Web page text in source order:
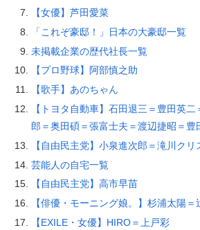
【女優】芦田愛菜
「これぞ豪邸！」日本の大豪邸一覧
未掲載企業の歴代社長一覧
【プロ野球】阿部慎之助
【歌手】あのちゃん
【トヨタ自動車】石田退三＝豊田英
郎＝奥田碩＝張富士夫＝渡辺捷昭＝豊
【自由民主党】小泉進次郎＝滝川クリ
芸能人の自宅一覧
【自由民主党】高市早苗
【俳優・モーニング娘。】杉浦太陽＝
【EXILE・女優】HIRO＝上戸彩